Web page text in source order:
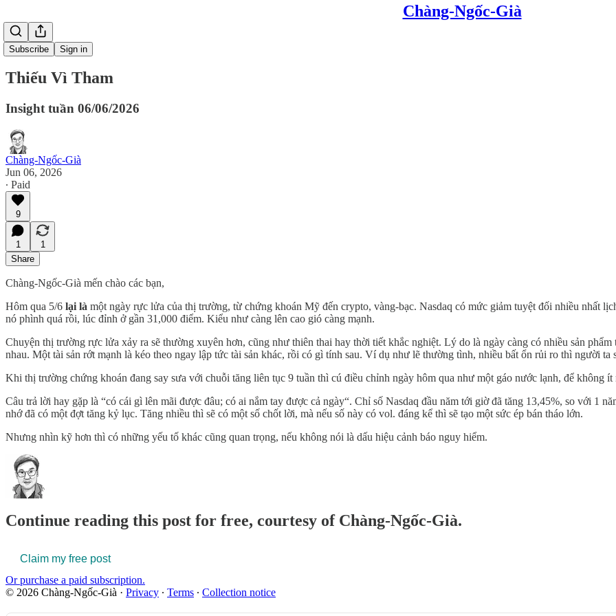
Chàng-Ngốc-Già
Subscribe Sign in
Thiếu Vì Tham
Insight tuần 06/06/2026
Chàng-Ngốc-Già
Jun 06, 2026
∙ Paid
9
1
1
Share
Chàng-Ngốc-Già mến chào các bạn,
Hôm qua 5/6 lại là một ngày rực lửa của thị trường, từ chứng khoán Mỹ đến crypto, vàng-bạc. Nasdaq có mức giảm tuyệt đối nhiều nhất
nó phình quá rồi, lúc đỉnh ở gần 31,000 điểm. Kiểu như càng lên cao gió càng mạnh.
Chuyện thị trường rực lửa xảy ra sẽ thường xuyên hơn, cũng như thiên thai hay thời tiết khắc nghiệt. Lý do là ngày càng có nhiều sản
nhau. Một tài sản rớt mạnh là kéo theo ngay lập tức tài sản khác, rồi có gì tính sau. Ví dụ như lẽ thường tình, nhiều bất ổn rủi ro thì người
Khi thị trường chứng khoán đang say sưa với chuỗi tăng liên tục 9 tuần thì cú điều chỉnh ngày hôm qua như một gáo nước lạnh, để không
Câu trả lời hay gặp là “có cái gì lên mãi được đâu; có ai nắm tay được cả ngày“. Chỉ số Nasdaq đầu năm tới giờ đã tăng 13,45%, so với 1
nhớ đã có một đợt tăng kỷ lục. Tăng nhiều thì sẽ có một số chốt lời, mà nếu số này có vol. đáng kể thì sẽ tạo một sức ép bán tháo lớn.
Nhưng nhìn kỹ hơn thì có những yếu tố khác cũng quan trọng, nếu không nói là dấu hiệu cảnh báo nguy hiểm.
Continue reading this post for free, courtesy of Chàng-Ngốc-Già.
Claim my free post
Or purchase a paid subscription.
© 2026 Chàng-Ngốc-Già · Privacy ∙ Terms ∙ Collection notice